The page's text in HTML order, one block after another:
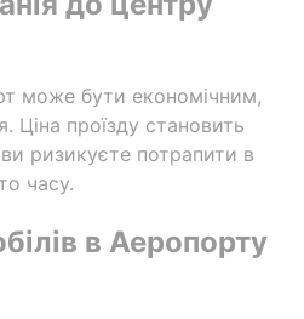
може бути економічним,
Ціна проїзду становить
ризикуєте потрапити в
часу.
в Аеропорту